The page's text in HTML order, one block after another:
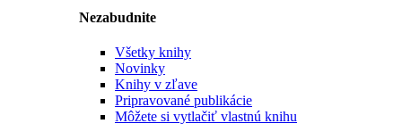
Nezabudnite
Všetky knihy
Novinky
Knihy v zľave
Pripravované publikácie
Môžete si vytlačiť vlastnú knihu